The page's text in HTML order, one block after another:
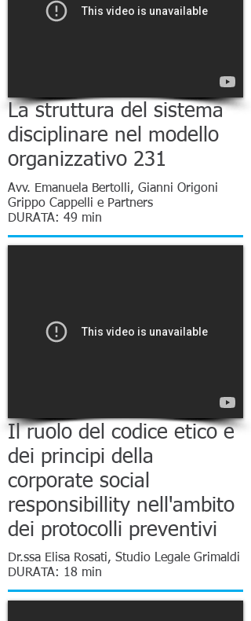
La struttura del sistema
disciplinare nel modello
organizzativo 231
Avv. Emanuela Bertolli, Gianni Origoni
Grippo Cappelli e Partners
DURATA: 49 min
Il ruolo del codice etico e
dei principi della
corporate social
responsibillity nell'ambito
dei protocolli preventivi
Dr.ssa Elisa Rosati, Studio Legale Grimaldi
DURATA: 18 min